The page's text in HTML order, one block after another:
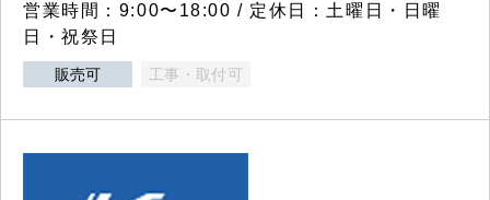
営業時間：9:00〜18:00 / 定休日：土曜日・日曜
日・祝祭日
販売可 工事・取付可